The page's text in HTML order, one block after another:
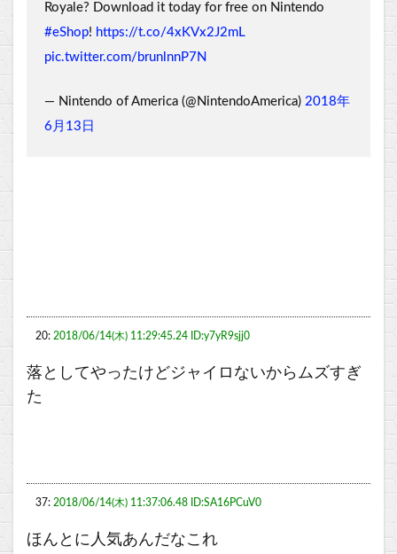
Royale? Download it today for free on Nintendo
#eShop! https://t.co/4xKVx2J2mL
pic.twitter.com/brunlnnP7N
— Nintendo of America (@NintendoAmerica) 2018年
6月13日
20: 2018/06/14(木) 11:29:45.24 ID:y7yR9sjj0
落としてやったけどジャイロないからムズすぎ
た
37: 2018/06/14(木) 11:37:06.48 ID:SA16PCuV0
ほんとに人気あんだなこれ